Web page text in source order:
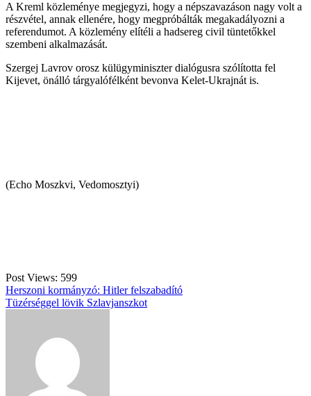
A Kreml közleménye megjegyzi, hogy a népszavazáson nagy volt a
részvétel, annak ellenére, hogy megpróbálták megakadályozni a
referendumot. A közlemény elítéli a hadsereg civil tüntetőkkel
szembeni alkalmazását.
Szergej Lavrov orosz külügyminiszter dialógusra szólította fel
Kijevet, önálló tárgyalófélként bevonva Kelet-Ukrajnát is.
(Echo Moszkvi, Vedomosztyi)
Post Views: 599
Bejegyzés
navigáció
Herszoni kormányzó: Hitler felszabadító
Tüzérséggel lövik Szlavjanszkot